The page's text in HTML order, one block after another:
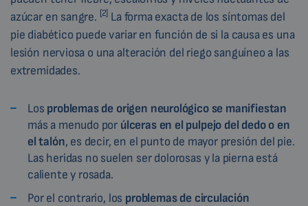
azúcar en sangre. [2] La forma exacta de los síntomas del
pie diabético puede variar en función de si la causa es una
lesión nerviosa o una alteración del riego sanguíneo a las
extremidades.
Los problemas de origen neurológico se manifiestan
más a menudo por úlceras en el pulpejo del dedo o en
el talón, es decir, en el punto de mayor presión del pie.
Las heridas no suelen ser dolorosas y la pierna está
caliente y rosada.
Por el contrario, los problemas de circulación